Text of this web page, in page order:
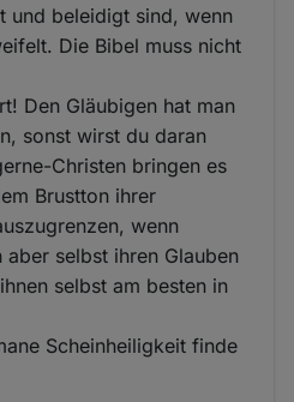
und beleidigt sind, wenn
Die Bibel muss nicht
Den Gläubigen hat man
sonst wirst du daran
Christen bringen es
Brustton ihrer
wenn
selbst ihren Glauben
selbst am besten in
Scheinheiligkeit finde